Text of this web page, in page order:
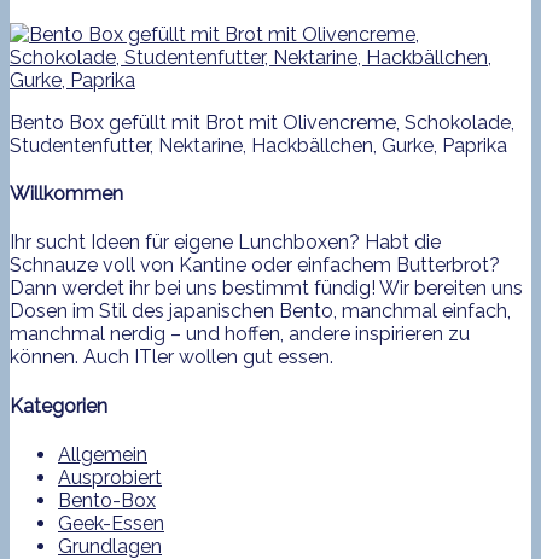
Bento Box gefüllt mit Brot mit Olivencreme, Schokolade,
Studentenfutter, Nektarine, Hackbällchen, Gurke, Paprika
Willkommen
Ihr sucht Ideen für eigene Lunchboxen? Habt die
Schnauze voll von Kantine oder einfachem Butterbrot?
Dann werdet ihr bei uns bestimmt fündig! Wir bereiten uns
Dosen im Stil des japanischen Bento, manchmal einfach,
manchmal nerdig – und hoffen, andere inspirieren zu
können. Auch ITler wollen gut essen.
Kategorien
Allgemein
Ausprobiert
Bento-Box
Geek-Essen
Grundlagen